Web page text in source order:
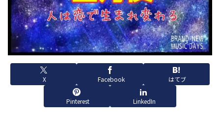
X Facebook はてブ
Pinterest LinkedIn